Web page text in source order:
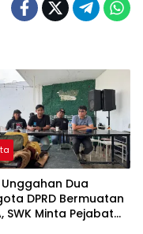
Dua
DPRD Bermuatan
SWK Minta Pejabat